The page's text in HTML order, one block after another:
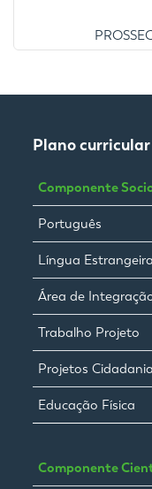
Plano curricular
Componente
Português
Língua
Área de
Trabalho Projeto
Projetos Cidadania
Educação Física
Componente